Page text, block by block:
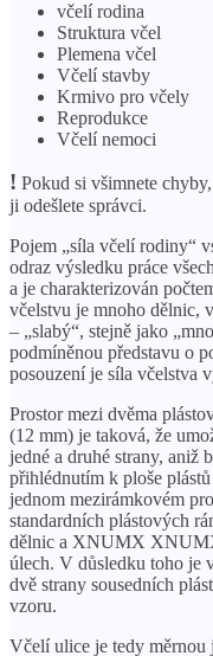
včelí rodina
Struktura včel
Plemena včel
Včelí stavby
Krmivo pro včely
Reprodukce
Včelí nemoci
! Pokud si všimnete
ji odešlete správci.
Pojem „síla včelí rodiny“
odraz výsledku práce
a je charakterizován
včelstvu je mnoho dělnic,
– „slabý“, stejně jako
podmíněnou představu o
posouzení je síla včelstva
Prostor mezi dvěma
(12 mm) je taková, že
jedné a druhé strany, aniž
přihlédnutím k ploše
jednom mezirámkovém
standardních plástových
dělnic a XNUMX
úlech. V důsledku toho je
dvě strany sousedních
vzoru.
Včelí ulice je tedy měrnou